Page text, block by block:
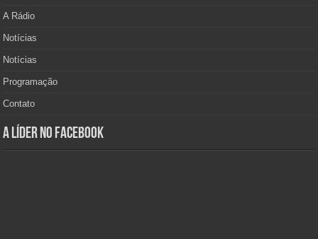
A Rádio
Notícias
Notícias
Programação
Contato
A Líder no Facebook